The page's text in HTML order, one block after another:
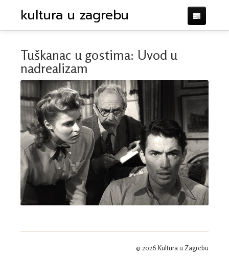
kultura u zagrebu
KRITIKE
KALENDAR
IMPRESUM
POTPORA
Tuškanac u gostima: Uvod u
nadrealizam
© 2026 Kultura u Zagrebu